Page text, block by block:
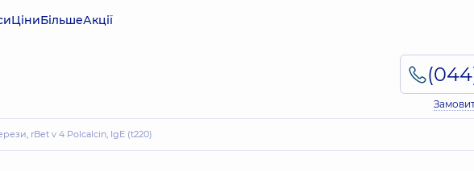
ЦіниБільшеАкції
rBet v 4 Polcalcin, IgE (t220)